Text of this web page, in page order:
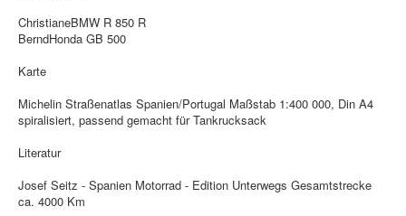
ChristianeBMW R 850 R
BerndHonda GB 500
Karte
Michelin Straßenatlas Spanien/Portugal Maßstab 1:400 000, Din A4
spiralisiert, passend gemacht für Tankrucksack
Literatur
Josef Seitz - Spanien Motorrad - Edition Unterwegs Gesamtstrecke
ca. 4000 Km